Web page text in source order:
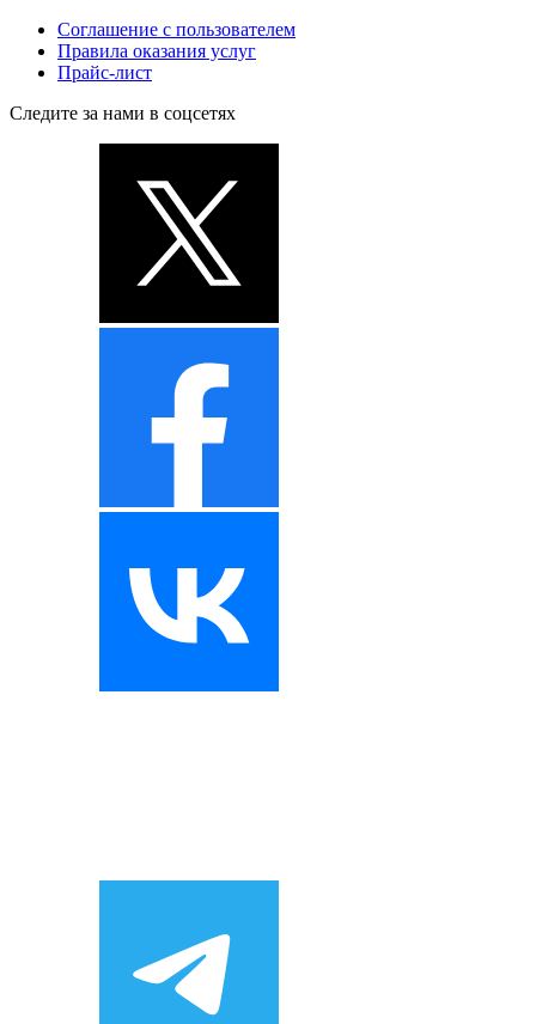
Соглашение с пользователем
Правила оказания услуг
Прайс-лист
Следите за нами в соцсетях